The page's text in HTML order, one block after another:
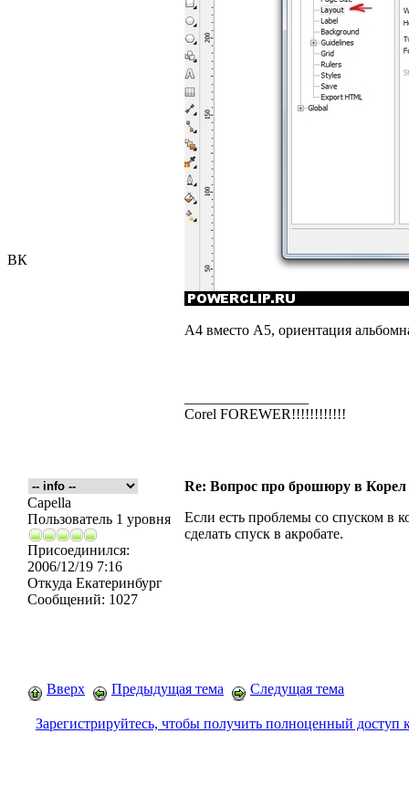
ВК
А4 вместо А5, ориентация
Corel FOREWER!!!!!!!!!!!!
Re: Вопрос про брошюру в Корел
Capella
Пользователь 1 уровня
Присоединился:
2006/12/19 7:16
Откуда Екатеринбург
Сообщений: 1027
Если есть проблемы со спуском в
сделать спуск в акробате.
Вверх Предыдущая тема Следущая тема
Зарегистрируйтесь, чтобы получить полноценный доступ